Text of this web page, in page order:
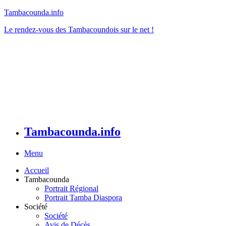
Tambacounda.info
Le rendez-vous des Tambacoundois sur le net !
Tambacounda.info
Menu
Accueil
Tambacounda
Portrait Régional
Portrait Tamba Diaspora
Société
Société